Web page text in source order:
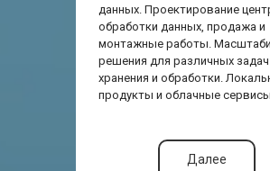
данных. Проектирование
обработки данных, продажа и
монтажные работы.
решения для различных задач
хранения и обработки.
продукты и облачные сервисы.
Далее